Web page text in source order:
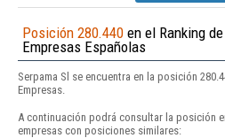
Posición 280.440 en el Ranking de
Empresas Españolas
Serpama Sl se encuentra en la posición
Empresas.
A continuación podrá consultar la posición
empresas con posiciones similares: